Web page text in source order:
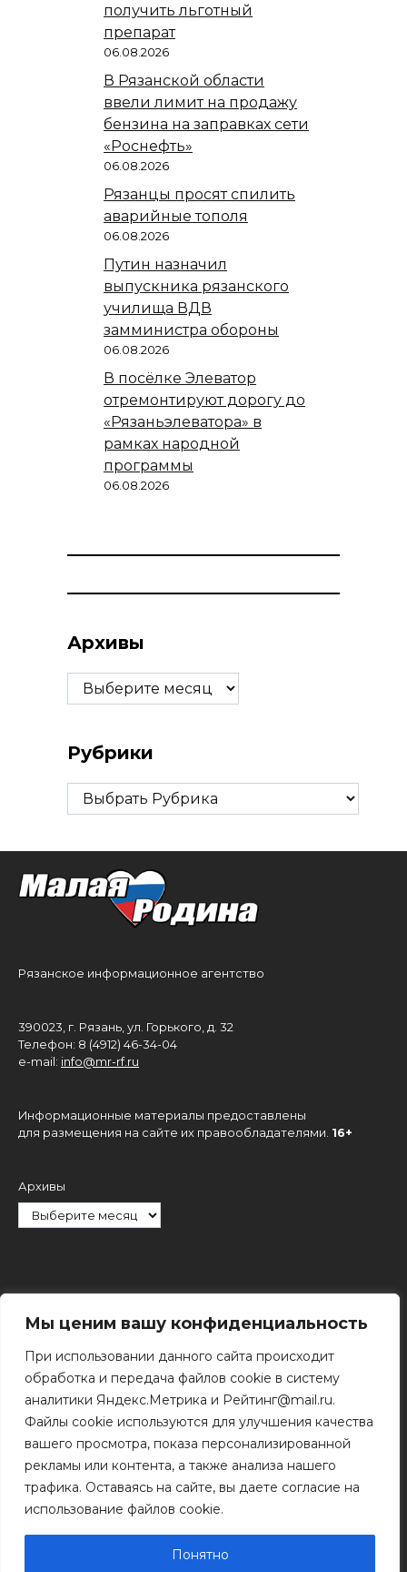
Мы ценим вашу конфиденциальность
При использовании данного сайта происходит
обработка и передача файлов cookie в систему
аналитики Яндекс.Метрика и Рейтинг@mail.ru.
Файлы cookie используются для улучшения качества
вашего просмотра, показа персонализированной
рекламы или контента, а также анализа нашего
трафика. Оставаясь на сайте, вы даете согласие на
использование файлов cookie.
Понятно
получить льготный
препарат
06.08.2026
В Рязанской области
ввели лимит на продажу
бензина на заправках сети
«Роснефть»
06.08.2026
Рязанцы просят спилить
аварийные тополя
06.08.2026
Путин назначил
выпускника рязанского
училища ВДВ
замминистра обороны
06.08.2026
В посёлке Элеватор
отремонтируют дорогу до
«Рязаньэлеватора» в
рамках народной
программы
06.08.2026
Архивы
Архивы
Рубрики
Рубрики
Рязанское информационное агентство
390023, г. Рязань, ул. Горького, д. 32
Телефон: 8 (4912) 46-34-04
e-mail: info@mr-rf.ru
Информационные материалы предоставлены
для размещения на сайте их правообладателями. 16+
Архивы
Поиск
разрешения правообладателя.